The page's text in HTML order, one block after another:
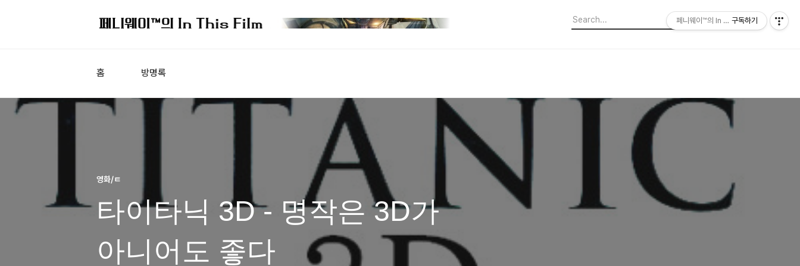
홈 방명록
영화/ㅌ
타이타닉 3D - 명작은 3D가
아니어도 좋다
페니웨이™의 In This Film
구독하기